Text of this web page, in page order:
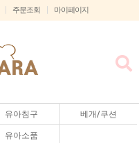
주문조회 마이페이지
유아침구 베개/쿠션
유아소품